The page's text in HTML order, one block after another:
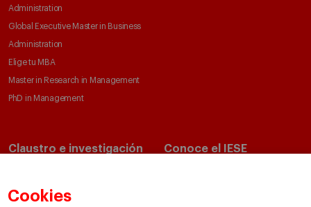
Cookies
Administration
Global Executive Master in Business
Administration
Elige tu MBA
Master in Research in Management
PhD in Management
Claustro e investigación
Departamentos académicos
Conoce el IESE